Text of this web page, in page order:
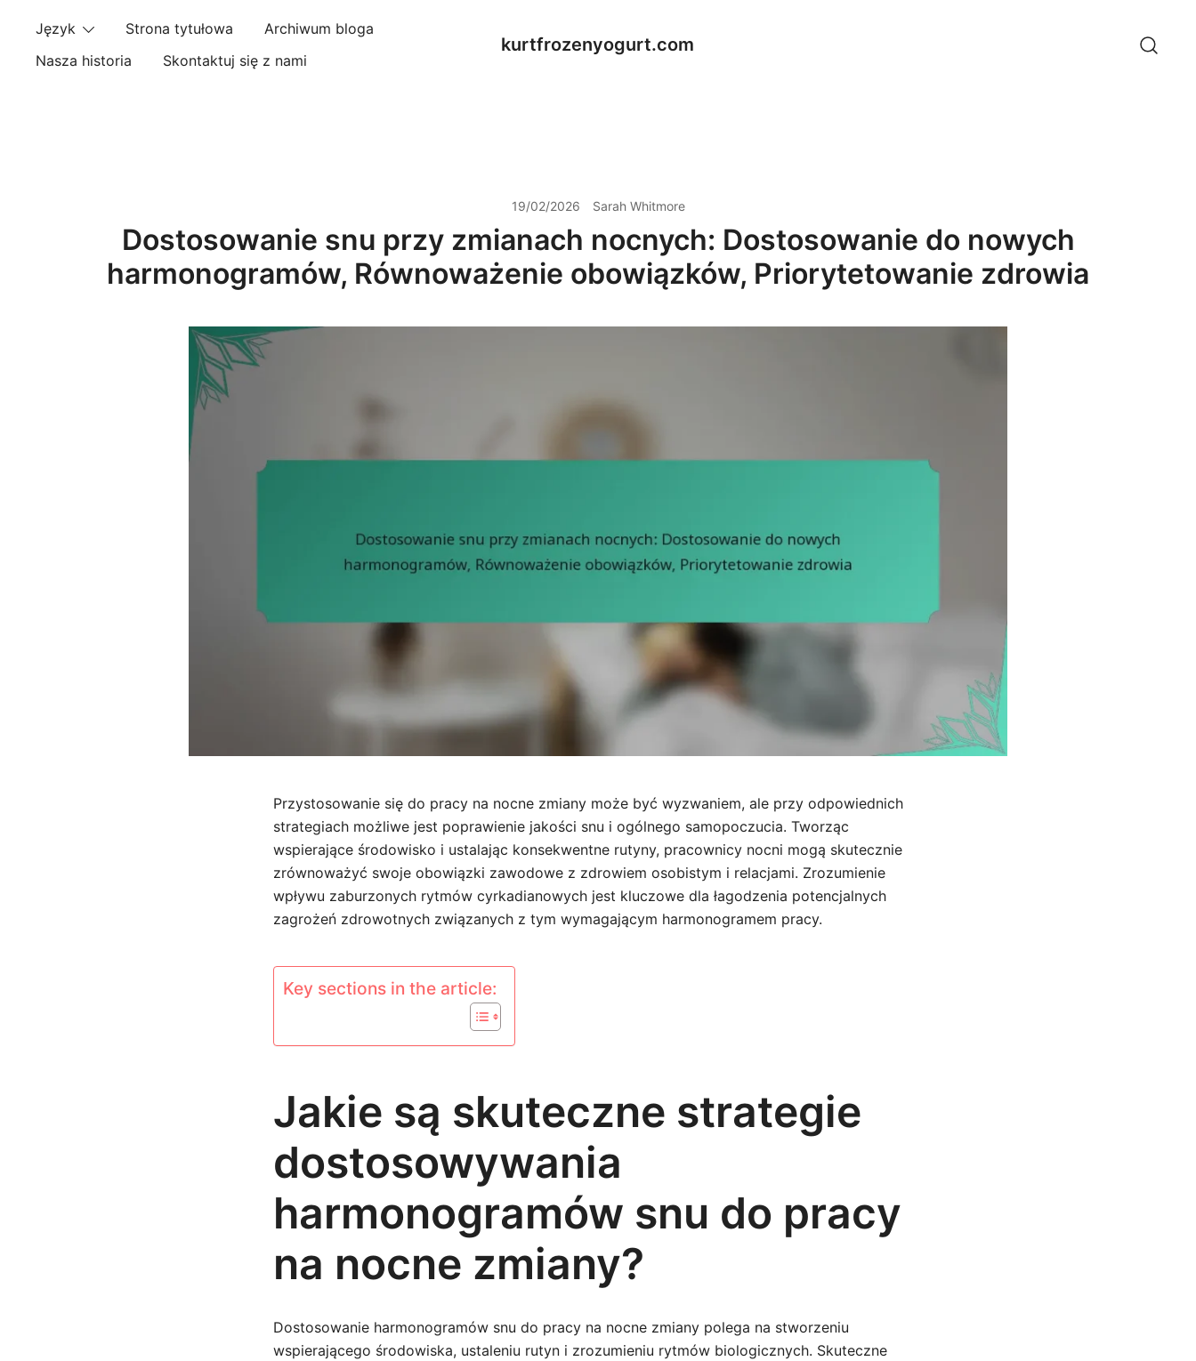
content
Język Strona tytułowa
Archiwum bloga
Nasza historia
Skontaktuj się z nami
kurtfrozenyogurt.com
19/02/2026 Sarah Whitmore
Dostosowanie snu przy zmianach nocnych: Dostosowanie do nowych
harmonogramów, Równoważenie obowiązków, Priorytetowanie zdrowia
Przystosowanie się do pracy na nocne zmiany może być wyzwaniem, ale przy odpowiednich
strategiach możliwe jest poprawienie jakości snu i ogólnego samopoczucia. Tworząc
wspierające środowisko i ustalając konsekwentne rutyny, pracownicy nocni mogą skutecznie
zrównoważyć swoje obowiązki zawodowe z zdrowiem osobistym i relacjami. Zrozumienie
wpływu zaburzonych rytmów cyrkadianowych jest kluczowe dla łagodzenia potencjalnych
zagrożeń zdrowotnych związanych z tym wymagającym harmonogramem pracy.
Key sections in the article:
Jakie są skuteczne strategie
dostosowywania
harmonogramów snu do pracy
na nocne zmiany?
Dostosowanie harmonogramów snu do pracy na nocne zmiany polega na stworzeniu
wspierającego środowiska, ustaleniu rutyn i zrozumieniu rytmów biologicznych. Skuteczne